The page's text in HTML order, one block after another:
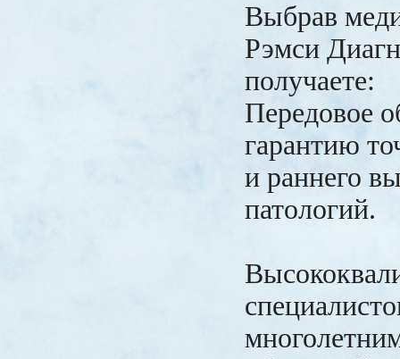
Выбрав
Рэмси
получаете:
Передовое
гарантию
и раннего
патологий.